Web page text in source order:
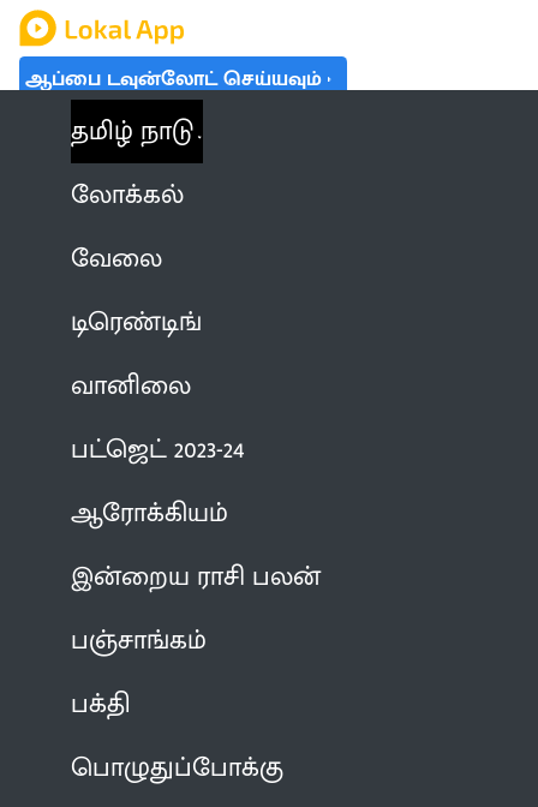
ஆப்பை டவுன்லோட் செய்யவும்
தமிழ் நாடு
லோக்கல்
வேலை
டிரெண்டிங்
வானிலை
பட்ஜெட் 2023-24
ஆரோக்கியம்
இன்றைய ராசி பலன்
பஞ்சாங்கம்
பக்தி
பொழுதுப்போக்கு